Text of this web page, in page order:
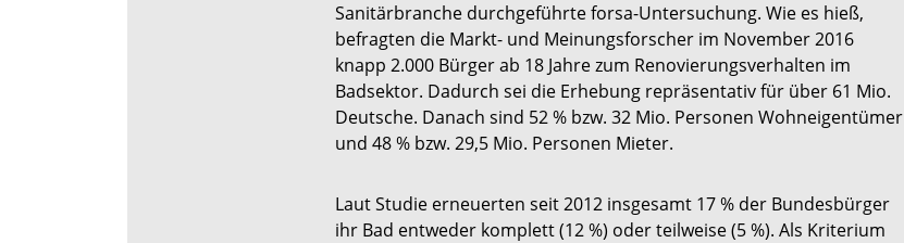
Sanitärbranche durchgeführte forsa-Untersuchung. Wie es hieß,
befragten die Markt- und Meinungsforscher im November 2016
knapp 2.000 Bürger ab 18 Jahre zum Renovierungsverhalten im
Badsektor. Dadurch sei die Erhebung repräsentativ für über 61 Mio.
Deutsche. Danach sind 52 % bzw. 32 Mio. Personen Wohneigentümer
und 48 % bzw. 29,5 Mio. Personen Mieter.
Laut Studie erneuerten seit 2012 insgesamt 17 % der Bundesbürger
ihr Bad entweder komplett (12 %) oder teilweise (5 %). Als Kriterium